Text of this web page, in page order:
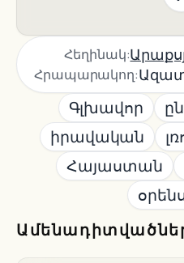
Հեղինակ:
Հրապարակող:Ազատ
Գլխավոր
իրավական
Հայաստան